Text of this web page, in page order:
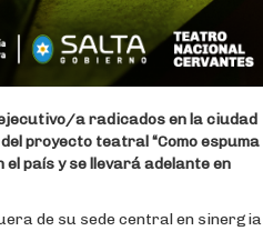
a radicados en la ciudad
proyecto teatral “Como espuma
país y se llevará adelante en
de su sede central en sinergia